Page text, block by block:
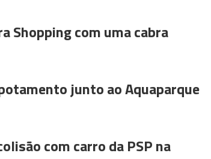
Shopping com uma cabra
junto ao Aquaparque
com carro da PSP na